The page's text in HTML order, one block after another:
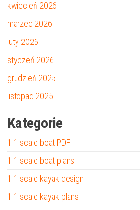
kwiecień 2026
marzec 2026
luty 2026
styczeń 2026
grudzień 2025
listopad 2025
Kategorie
1 1 scale boat PDF
1 1 scale boat plans
1 1 scale kayak design
1 1 scale kayak plans